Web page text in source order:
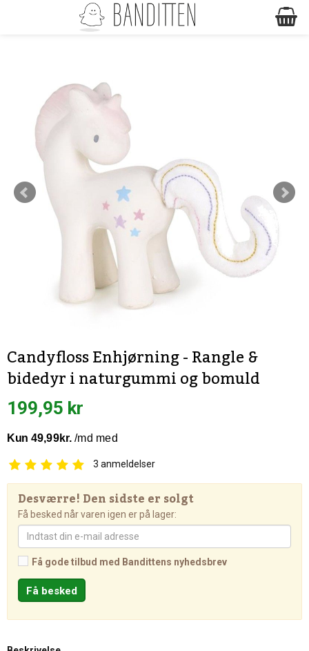
Candyfloss Enhjørning - Rangle &
bidedyr i naturgummi og bomuld
199,95 kr
3 anmeldelser
Desværre! Den sidste er solgt
Få besked når varen igen er på lager:
Få gode tilbud med Bandittens nyhedsbrev